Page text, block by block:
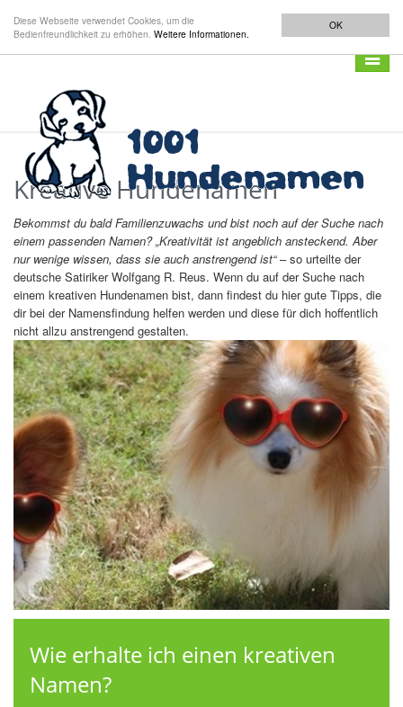
OK
Diese Webseite verwendet Cookies, um die
Bedienfreundlichkeit zu erhöhen. Weitere Informationen.
Kreative Hundenamen
Bekommst du bald Familienzuwachs und bist noch auf der Suche nach
einem passenden Namen? „Kreativität ist angeblich ansteckend. Aber
nur wenige wissen, dass sie auch anstrengend ist“– so urteilte der
deutsche Satiriker Wolfgang R. Reus. Wenn du auf der Suche nach
einem kreativen Hundenamen bist, dann findest du hier gute Tipps, die
dir bei der Namensfindung helfen werden und diese für dich hoffentlich
nicht allzu anstrengend gestalten.
Wie erhalte ich einen kreativen
Namen?